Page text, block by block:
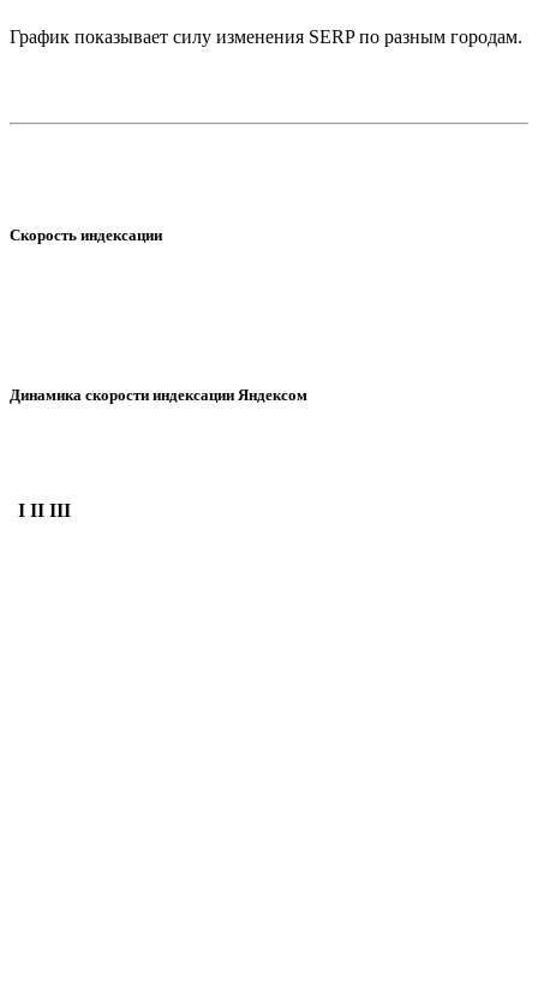
График показывает силу изменения SERP по разным городам.
Скорость индексации
Динамика скорости индексации Яндексом
I II III